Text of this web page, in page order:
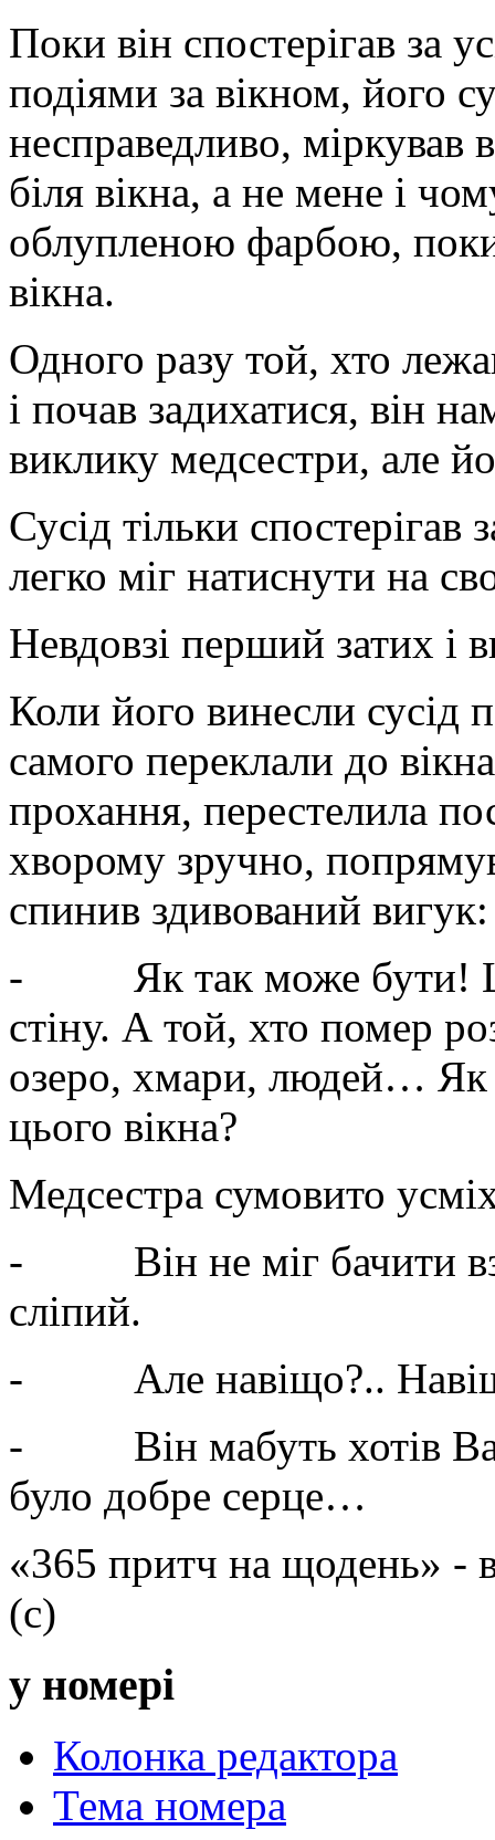
Поки він спостерігав за
подіями за вікном, його
несправедливо, міркував
біля вікна, а не мене і
облупленою фарбою,
вікна.
Одного разу той, хто
і почав задихатися, він
виклику медсестри, але
Сусід тільки
легко міг натиснути на
Невдовзі перший затих і
Коли його винесли сусід
самого переклали до
прохання, перестелила
хворому зручно,
спинив здивований вигук:
- Як так може бути! Це
стіну. А той, хто помер
озеро, хмари, людей… Як
цього вікна?
Медсестра сумовито
- Він не міг бачити
сліпий.
- Але навіщо?.. Навіщо
- Він мабуть хотів Вас
було добре серце…
«365 притч на щодень» -
(с)
у номері
Колонка редактора
Тема номера